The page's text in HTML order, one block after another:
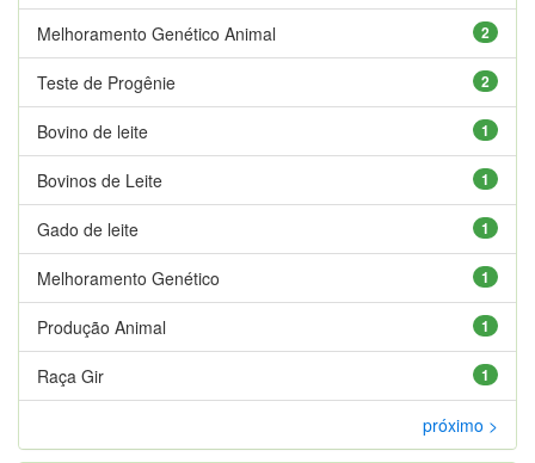
2
Melhoramento Genético Animal
2
Teste de Progênie
1
Bovino de leite
1
Bovinos de Leite
1
Gado de leite
1
Melhoramento Genético
1
Produção Animal
1
Raça Gir
próximo >